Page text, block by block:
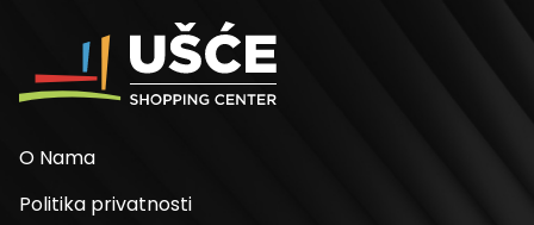
O Nama
Politika privatnosti